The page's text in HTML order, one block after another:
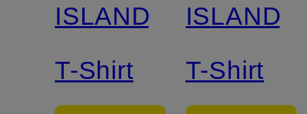
ISLAND
T-Shirt
ISLAND
T-Shirt